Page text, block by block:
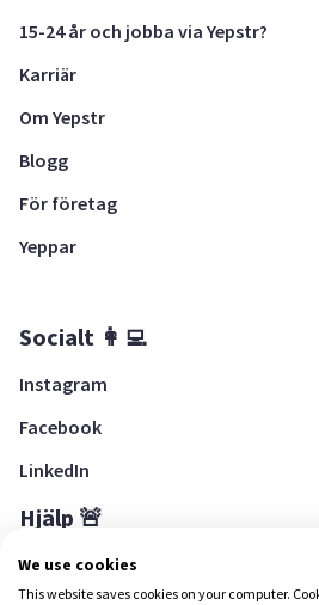
15-24 år och jobba via Yepstr?
Karriär
Om Yepstr
Blogg
För företag
Yeppar
Socialt 👩‍💻
Instagram
Facebook
LinkedIn
Hjälp 🚨
Hjälpcenter
We use cookies
This website saves cookies on your computer.